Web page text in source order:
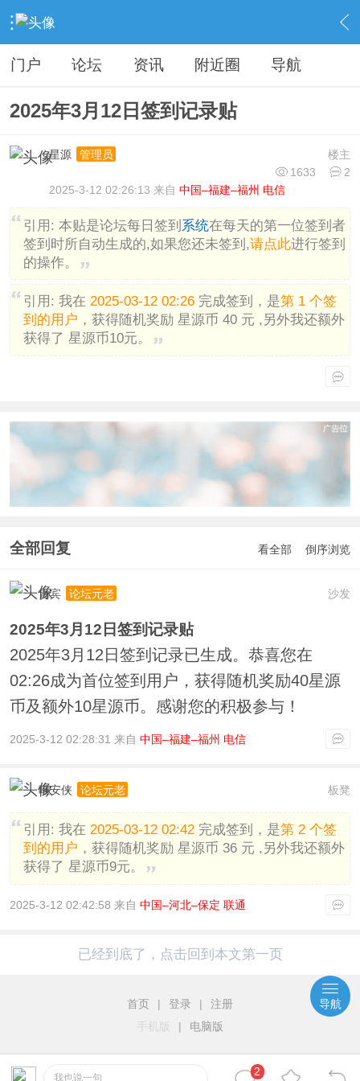
› 分类信息 › 广告灌水 › 内容
门户 论坛 资讯 附近圈 导航
2025年3月12日签到记录贴
楼主
星源
管理员
1633
2
2025-3-12 02:26:13 来自 中国–福建–福州 电信
引用: 本贴是论坛每日签到 系统在每天的第一位签到者
签到时所自动生成的,如果您还未签到,请点此进行签到
的操作。
引用: 我在 2025-03-12 02:26完成签到，是第 1 个签
到的用户 ，获得随机奖励 星源币 40 元 ,另外我还额外
获得了 星源币10元。
全部回复 看全部 倒序浏览
沙发
贵宾 论坛元老
2025年3月12日签到记录贴
2025年3月12日签到记录已生成。恭喜您在
02:26成为首位签到用户，获得随机奖励40星源
币及额外10星源币。感谢您的积极参与！
2025-3-12 02:28:31 来自 中国–福建–福州 电信
板凳
唯安侠 论坛元老
引用: 我在 2025-03-12 02:42完成签到，是第 2 个签
到的用户 ，获得随机奖励 星源币 36 元 ,另外我还额外
获得了 星源币9元。
2025-3-12 02:42:58 来自 中国–河北–保定 联通
我也说一句
2
已经到底了，点击回到本文第一页
首页 | 登录 |
注册
手机版
| 电脑版
导航